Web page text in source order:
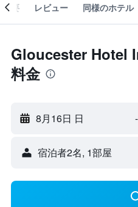
概要 レビュー 同様のホテル
Gloucester Hotel
料金
8月16日 日 -
宿泊者2名, 1​部屋